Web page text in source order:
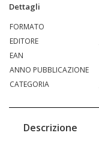
Dettagli
FORMATO
EDITORE
EAN
ANNO PUBBLICAZIONE
CATEGORIA
Descrizione